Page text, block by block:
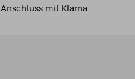
mit Klarna